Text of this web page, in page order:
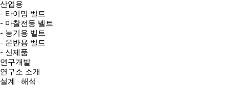
산업용
- 타이밍 벨트
- 마찰전동 벨트
- 농기용 벨트
- 운반용 벨트
- 신제품
연구개발
연구소 소개
설계 · 해석